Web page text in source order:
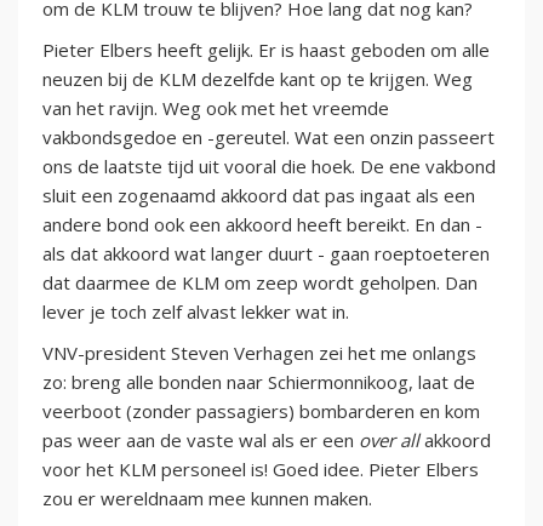
om de KLM trouw te blijven? Hoe lang dat nog kan?
Pieter Elbers heeft gelijk. Er is haast geboden om alle
neuzen bij de KLM dezelfde kant op te krijgen. Weg
van het ravijn. Weg ook met het vreemde
vakbondsgedoe en -gereutel. Wat een onzin passeert
ons de laatste tijd uit vooral die hoek. De ene vakbond
sluit een zogenaamd akkoord dat pas ingaat als een
andere bond ook een akkoord heeft bereikt. En dan -
als dat akkoord wat langer duurt - gaan roeptoeteren
dat daarmee de KLM om zeep wordt geholpen. Dan
lever je toch zelf alvast lekker wat in.
VNV-president Steven Verhagen zei het me onlangs
zo: breng alle bonden naar Schiermonnikoog, laat de
veerboot (zonder passagiers) bombarderen en kom
pas weer aan de vaste wal als er een over allakkoord
voor het KLM personeel is! Goed idee. Pieter Elbers
zou er wereldnaam mee kunnen maken.